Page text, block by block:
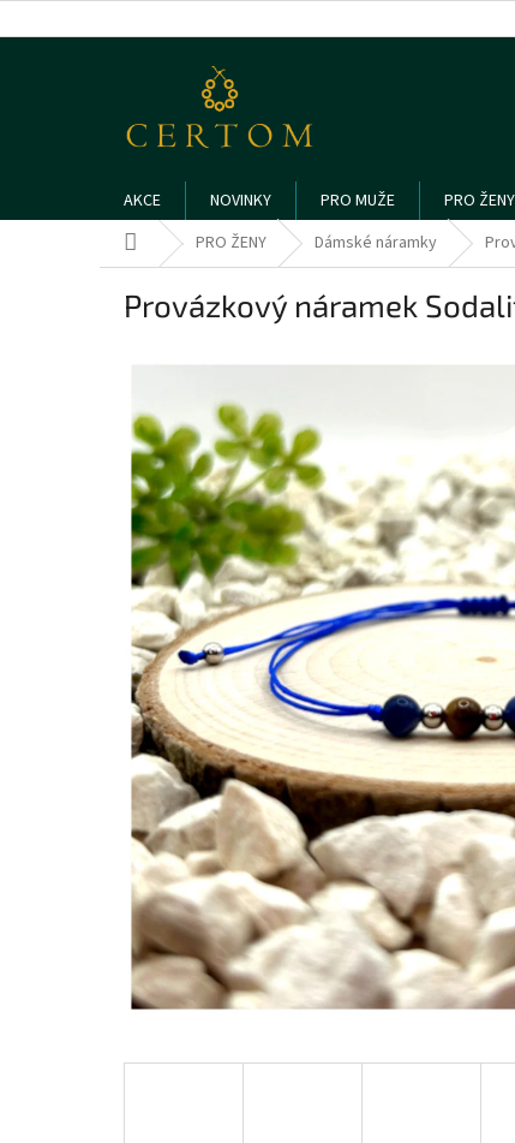
na
AKCE NOVINKY PRO MUŽE PRO ŽENY
Domů PRO ŽENY Dámské náramky
Provázkový náramek